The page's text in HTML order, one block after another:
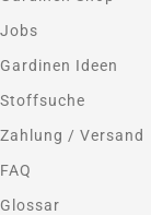
Jobs
Gardinen Ideen
Stoffsuche
Zahlung / Versand
FAQ
Glossar